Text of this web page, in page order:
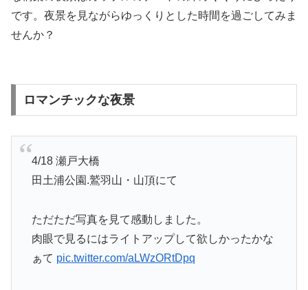
です。夜景を見ながらゆっくりとした時間を過ごしてみま
せんか？
ロマンチックな夜景
4/18 瀬戸大橋
田土浦公園.鷲羽山・山頂にて
ただただ写真を見て感動しました。
肉眼で見るにはライトアップして欲しかったかな
ぁて pic.twitter.com/aLWzORtDpq